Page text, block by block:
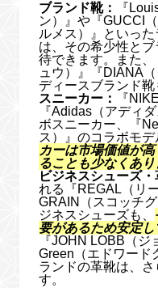
ブランド靴：
『
ン）』や『GUCCI
ルメス）』といっ
は、その希少性と
待できます。また
ュウ）』『DIANA
ディースブランド靴
スニーカー：
『
『Adidas（アディ
ボスニーカー、『
ス）』のコラボモデ
カーは市場価値が
ることも少なくあり
ビジネスシューズ・
れる『REGAL（リ
GRAIN（スコッチ
ジネスシューズも、
要があるため安定し
『JOHN LOBB（
Green（エドワード
ランドの革靴は、
す。